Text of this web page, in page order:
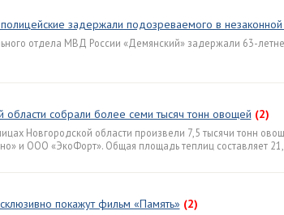
задержали подозреваемого в незаконной
отдела МВД России «Демянский» задержали 63-
области собрали более семи тысяч тонн овощей (2)
Новгородской области произвели 7,5 тысячи тонн
и ООО «ЭкоФорт». Общая площадь теплиц составляет
покажут фильм «Память» (2)